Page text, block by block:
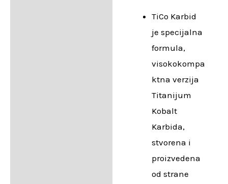
TiCo Karbid
je specijalna
formula,
visokokompa
ktna verzija
Titanijum
Kobalt
Karbida,
stvorena i
proizvedena
od strane